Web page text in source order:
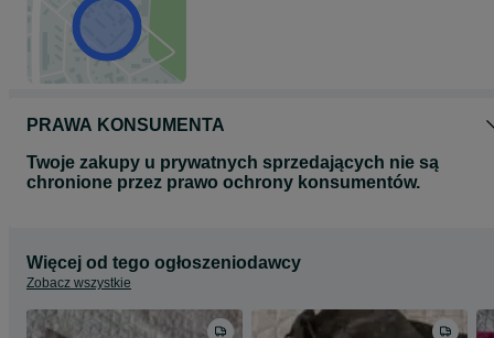
PRAWA KONSUMENTA
Twoje zakupy u prywatnych sprzedających nie są
chronione przez prawo ochrony konsumentów.
Więcej od tego ogłoszeniodawcy
Zobacz wszystkie